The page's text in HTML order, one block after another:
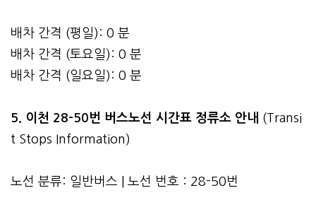
배차 간격 (평일): 0 분
배차 간격 (토요일): 0 분
배차 간격 (일요일): 0 분
5. 이천 28-50번 버스노선 시간표 정류소 안내 (Transi
t Stops Information)
노선 분류: 일반버스 | 노선 번호 : 28-50번